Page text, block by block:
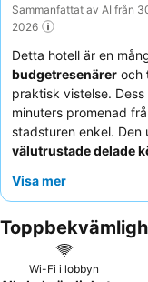
Sammanfattat av AI från
2026
Detta hotell är en
budgetresenärer och
praktisk vistelse. Dess
minuters promenad
stadsturen enkel.
välutrustade delade
matställena på plats
lättillgänglig för
be om ett rum som
från det livliga nattlivet.
Visa mer
Wi-Fi i lobbyn